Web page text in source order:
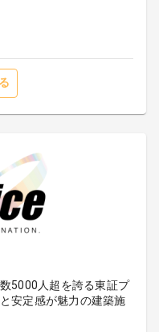
5000人超を誇る東証プ
安定感が魅力の建築施